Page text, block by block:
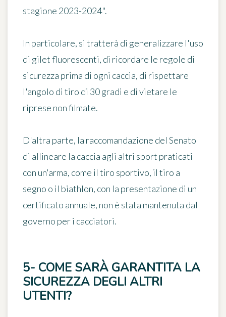
stagione 2023-2024".
In particolare, si tratterà di generalizzare l'uso
di gilet fluorescenti, di ricordare le regole di
sicurezza prima di ogni caccia, di rispettare
l'angolo di tiro di 30 gradi e di vietare le
riprese non filmate.
D'altra parte, la raccomandazione del Senato
di allineare la caccia agli altri sport praticati
con un'arma, come il tiro sportivo, il tiro a
segno o il biathlon, con la presentazione di un
certificato annuale, non è stata mantenuta dal
governo per i cacciatori.
5- COME SARÀ GARANTITA LA
SICUREZZA DEGLI ALTRI
UTENTI?